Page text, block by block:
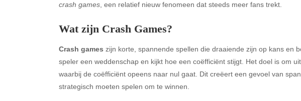
crash games , een relatief nieuw fenomeen dat steeds meer fans trekt.
Wat zijn Crash Games?
Crash games zijn korte, spannende spellen die draaiende zijn op kans en
speler een weddenschap en kijkt hoe een coëfficiënt stijgt. Het doel is om
waarbij de coëfficiënt opeens naar nul gaat. Dit creëert een gevoel van
strategisch moeten spelen om te winnen.